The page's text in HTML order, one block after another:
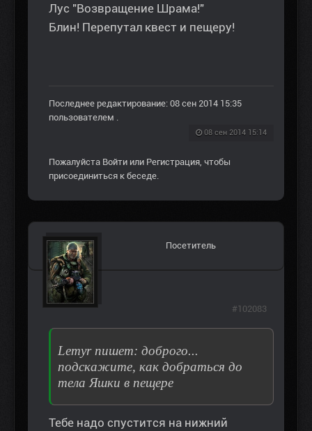
Лус "Возвращение Шрама!"
Блин! Перепутал квест и пещеру!
Последнее редактирование: 08 сен 2014 15:35
пользователем .
08 сен 2014 15:14
Пожалуйста Войти или Регистрация, чтобы
присоединиться к беседе.
Посетитель
Lemyr пишет: доброго...
подскажите, как добраться до
тела Яшки в пещере
Тебе надо спустится на нижний
#102083